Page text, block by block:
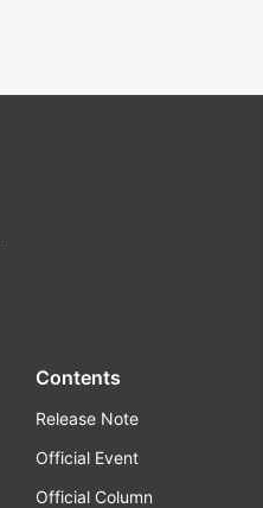
Contents
Release Note
Official Event
Official Column